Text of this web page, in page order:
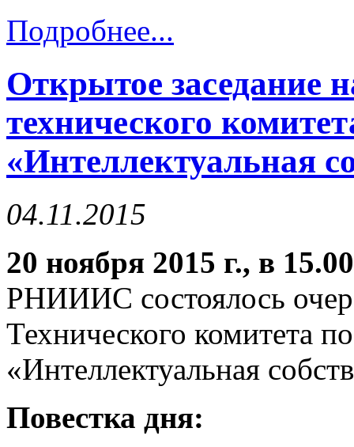
Подробнее...
Открытое заседание
технического
«Интеллектуальная
04.11.2015
20 ноября 2015 г., в
РНИИИС состоялось
Технического комитета
«Интеллектуальная
Повестка дня: